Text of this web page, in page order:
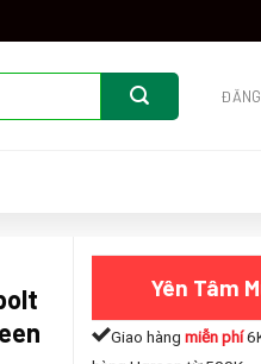
Yên Tâm
Giao hàng miễn phí